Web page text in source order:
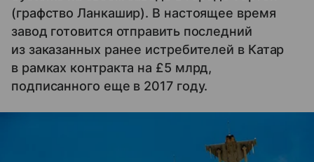
(графство Ланкашир). В настоящее время
завод готовится отправить последний
из заказанных ранее истребителей в Катар
в рамках контракта на £5 млрд,
подписанного еще в 2017 году.